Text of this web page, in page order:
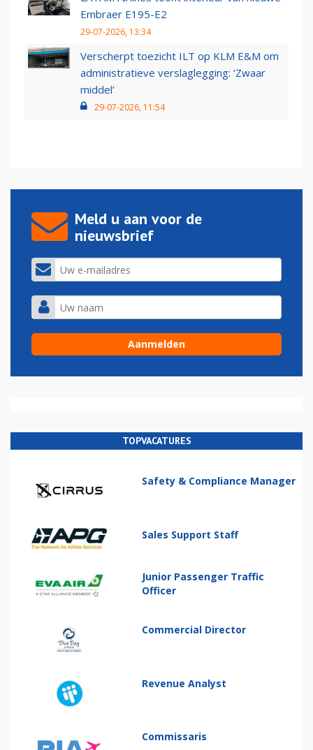
Embraer E195-E2
29-07-2026, 13:34
Verscherpt toezicht ILT op KLM E&M om
administratieve verslaglegging: ‘Zwaar
middel’
29-07-2026, 11:54
Meld u aan voor de
nieuwsbrief
TOPVACATURES
Safety & Compliance Manager
Sales Support Staff
Junior Passenger Traffic
Officer
Commercial Director
Revenue Analyst
Commissaris